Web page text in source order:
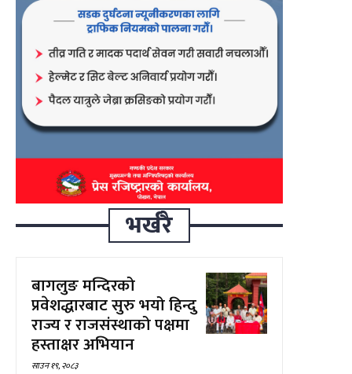
भर्खरै
बागलुङ मन्दिरको
प्रवेशद्धारबाट सुरु भयो हिन्दु
राज्य र राजसंस्थाको पक्षमा
हस्ताक्षर अभियान
साउन १९, २०८३